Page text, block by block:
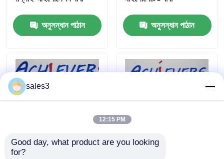
একটি উদ্ধৃতি অনুরোধ করুন
News
ALLEN BRADLEY পিএলসি পণ্য
PEPPERL FUCHS বিচ্ছিন্ন বাধা
অনুসন্ধান পাঠান অনুসন্ধান পাঠান
REF-H85-2 স্কয়ার
sales3
12:15 PM
Good day, what product are you looking
for?